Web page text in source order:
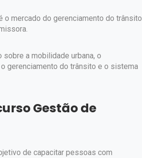
o mercado do gerenciamento do trânsito
a mobilidade urbana, o
gerenciamento do trânsito e o sistema
Gestão de
de capacitar pessoas com